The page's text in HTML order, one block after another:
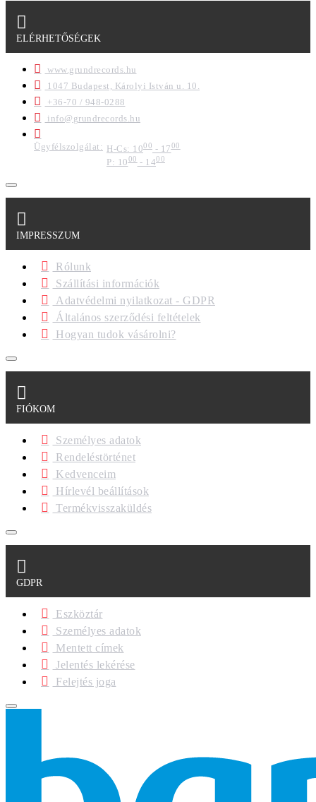
ELÉRHETŐSÉGEK
www.grundrecords.hu
1047 Budapest, Károlyi István u. 10.
+36-70 / 948-0288
info@grundrecords.hu
Ügyfélszolgálat: H-Cs: 1000 - 1700
P: 1000- 1400
IMPRESSZUM
Rólunk
Szállítási információk
Adatvédelmi nyilatkozat - GDPR
Általános szerződési feltételek
Hogyan tudok vásárolni?
FIÓKOM
Személyes adatok
Rendeléstörténet
Kedvenceim
Hírlevél beállítások
Termékvisszaküldés
GDPR
Eszköztár
Személyes adatok
Mentett címek
Jelentés lekérése
Felejtés joga